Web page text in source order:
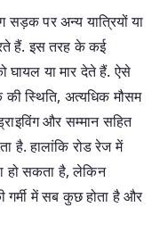
सड़क पर अन्य यात्रियों या
हैं. इस तरह के कई
घायल या मार देते हैं. ऐसे
स्थिति, अत्यधिक मौसम
और सम्मान सहित
है. हालांकि रोड रेज में
हो सकता है, लेकिन
गर्मी में सब कुछ होता है और